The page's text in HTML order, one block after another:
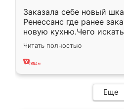
Заказала себе новый
Ренессанс где ранее
новую кухню.Чего
вполне довольна.
два года, нареканий нет.
Читать полностью
Еще